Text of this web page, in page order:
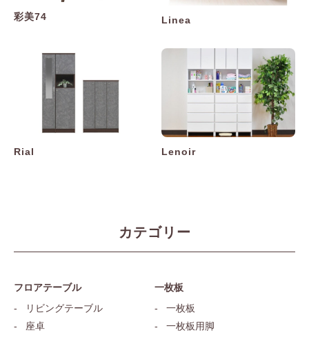
彩美74 Linea
Rial Lenoir
カテゴリー
フロアテーブル
リビングテーブル
座卓
一枚板
一枚板
一枚板用脚